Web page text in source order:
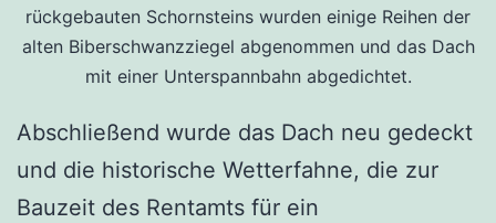
rückgebauten Schornsteins wurden einige Reihen der
alten Biberschwanzziegel abgenommen und das Dach
mit einer Unterspannbahn abgedichtet.
Abschließend wurde das Dach neu gedeckt
und die historische Wetterfahne, die zur
Bauzeit des Rentamts für ein